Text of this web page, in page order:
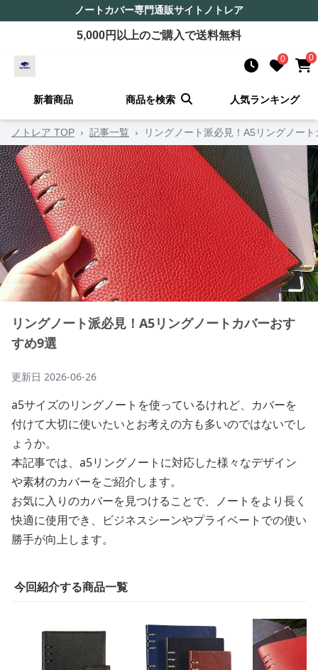
ノートカバー専門通販サイト ノトレア
5,000円以上のご購入で送料無料
0 0
新着商品 商品を検索 人気ランキング
ノトレア TOP › 記事一覧 › リングノート派必見！A5リングノー
リングノート派必見！A5リングノートカバーおす
すめ9選
更新日 2026-06-26
a5サイズのリングノートを使っているけれど、カバーを
付けて大切に使いたいとお考えの方も多いのではないでし
ょうか。
本記事では、a5リングノートに対応した様々なデザイン
や素材のカバーをご紹介します。
お気に入りのカバーを見つけることで、ノートをより長く
快適に使用でき、ビジネスシーンやプライベートでの使い
勝手が向上します。
今回紹介する商品一覧